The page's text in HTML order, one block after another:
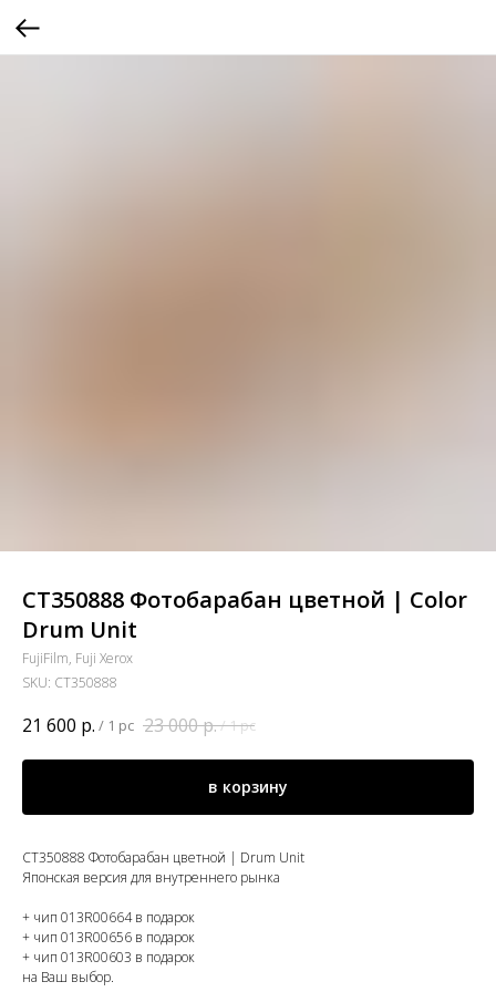
CT350888 Фотобарабан цветной | Color
Drum Unit
FujiFilm, Fuji Xerox
SKU: CT350888
21 600 р. / 1 pc 23 000р./1 pc
в корзину
CT350888 Фотобарабан цветной | Drum Unit
Японская версия для внутреннего рынка
+ чип 013R00664 в подарок
+ чип 013R00656 в подарок
+ чип 013R00603 в подарок
на Ваш выбор.